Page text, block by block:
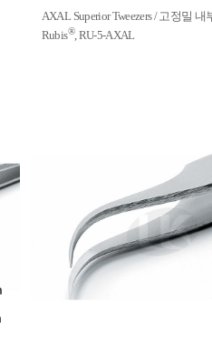
AXAL Superior Tweezers / 고정밀
Rubis®, RU-5-AXAL